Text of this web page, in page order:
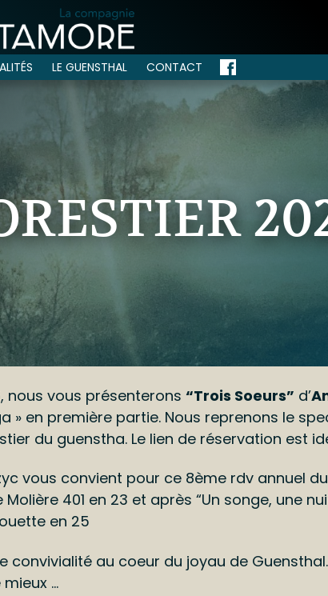
LE GUENSTHAL CONTACT
, nous vous présenterons “Trois Soeurs” d’
» en première partie. Nous reprenons le
du guenstha. Le lien de réservation est
vous convient pour ce 8ème rdv annuel
401 en 23 et après “Un songe, une
en 25
au coeur du joyau de Guensthal.
…